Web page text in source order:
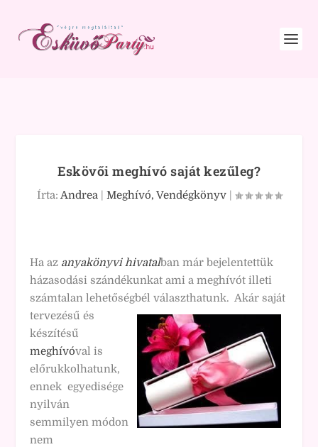
Eskövői meghívó saját kezűleg?
Írta: Andrea| Meghívó, Vendégkönyv|
Ha az anyakönyvi hivatalban már bejelentettük
házasodási szándékunkat ami a meghívót illeti
számtalan lehetőségbél választhatunk. Akár saját
tervezésű és
készítésű
meghívóval is
előrukkolhatunk,
ennek egyedisége
nyilván
semmilyen módon
nem